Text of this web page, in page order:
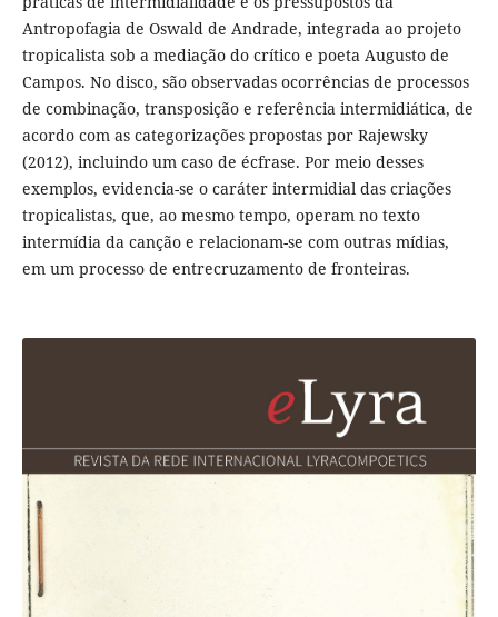
Antropofagia de Oswald de Andrade, integrada ao projeto
tropicalista sob a mediação do crítico e poeta Augusto de
Campos. No disco, são observadas ocorrências de processos
de combinação, transposição e referência intermidiática, de
acordo com as categorizações propostas por Rajewsky
(2012), incluindo um caso de écfrase. Por meio desses
exemplos, evidencia-se o caráter intermidial das criações
tropicalistas, que, ao mesmo tempo, operam no texto
intermídia da canção e relacionam-se com outras mídias,
em um processo de entrecruzamento de fronteiras.